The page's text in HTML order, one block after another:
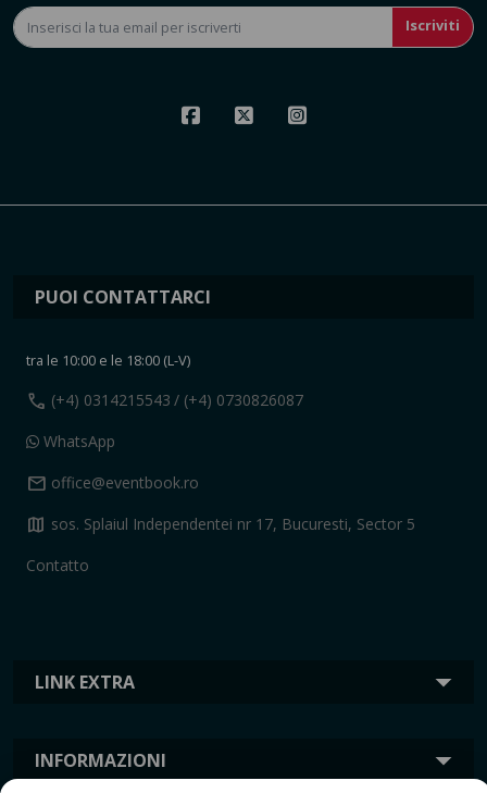
Iscriviti
LINK EXTRA
INFORMAZIONI
PUOI CONTATTARCI
tra le 10:00 e le 18:00 (L-V)
call (+4) 0314215543 / (+4) 0730826087
WhatsApp
mail office@eventbook.ro
map sos. Splaiul Independentei nr 17, Bucuresti, Sector 5
Contatto